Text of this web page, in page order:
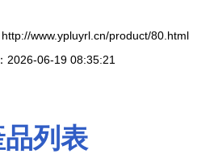
www.ypluyrl.cn/product/80.html
2026-06-19 08:35:21
品列表